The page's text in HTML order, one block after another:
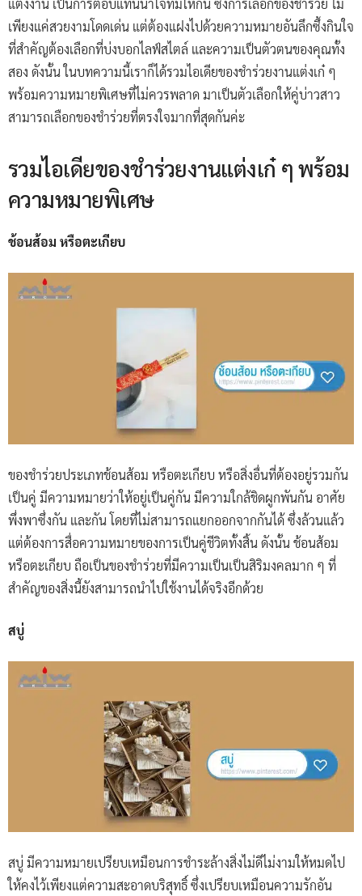
แต่งงาน เป็นการตอบแทนน้ำใจที่มีให้กัน ซึ่งการเลือกของชำร่วย ไม่
เพียงแค่สวยงามโดดเด่น แต่ต้องแฝงไปด้วยความหมายอันลึกซึ้งกินใจ
ที่สำคัญต้องเลือกที่บ่งบอกไลฟ์สไตล์ และความเป็นตัวตนของคุณทั้ง
สอง ดังนั้น ในบทความนี้เราก็ได้รวมไอเดียของชำร่วยงานแต่งเก๋ ๆ
พร้อมความหมายพิเศษที่ไม่ควรพลาด มาเป็นตัวเลือกให้คู่บ่าวสาว
สามารถเลือกของชำร่วยที่ตรงใจมากที่สุดกันค่ะ
รวมไอเดียของชำร่วยงานแต่งเก๋ ๆ พร้อม
ความหมายพิเศษ
ช้อนส้อม หรือตะเกียบ
ของชำร่วยประเภทช้อนส้อม หรือตะเกียบ หรือสิ่งอื่นที่ต้องอยู่รวมกัน
เป็นคู่ มีความหมายว่าให้อยู่เป็นคู่กัน มีความใกล้ชิดผูกพันกัน อาศัย
พึ่งพาซึ่งกัน และกัน โดยที่ไม่สามารถแยกออกจากกันได้ ซึ่งล้วนแล้ว
แต่ต้องการสื่อความหมายของการเป็นคู่ชีวิตทั้งสิ้น ดังนั้น ช้อนส้อม
หรือตะเกียบ ถือเป็นของชำร่วยที่มีความเป็นเป็นสิริมงคลมาก ๆ ที่
สำคัญของสิ่งนี้ยังสามารถนำไปใช้งานได้จริงอีกด้วย
สบู่
สบู่ มีความหมายเปรียบเหมือนการชำระล้างสิ่งไม่ดีไม่งามให้หมดไป
ให้คงไว้เพียงแต่ความสะอาดบริสุทธิ์ ซึ่งเปรียบเหมือนความรักอัน